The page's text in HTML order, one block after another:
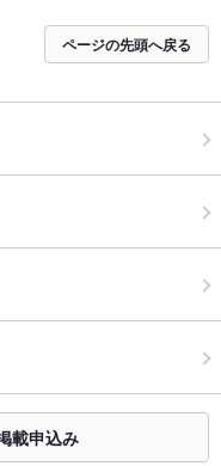
ページの先頭へ戻る
載申込み